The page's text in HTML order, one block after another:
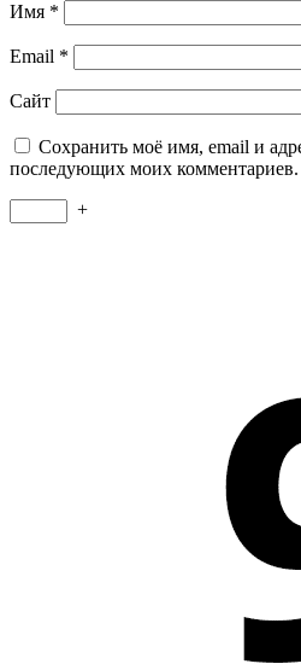
Имя *
Email *
Сайт
Сохранить моё имя, email и
последующих моих комментариев.
+